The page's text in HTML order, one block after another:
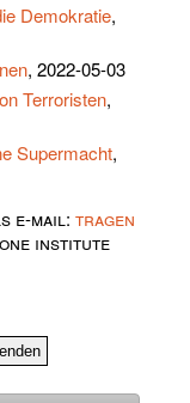
Demokratie,
, 2022-05-03
Terroristen,
Supermacht,
e-mail: tragen
institute